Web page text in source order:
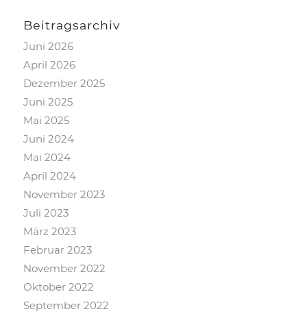
Beitragsarchiv
Juni 2026
April 2026
Dezember 2025
Juni 2025
Mai 2025
Juni 2024
Mai 2024
April 2024
November 2023
Juli 2023
März 2023
Februar 2023
November 2022
Oktober 2022
September 2022